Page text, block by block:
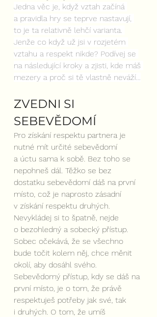
Jedna věc je, když vztah začíná
a pravidla hry se teprve nastavují,
to je ta relativně lehčí varianta.
Jenže co když už jsi v rozjetém
vztahu a respekt nikde? Podívej se
na následující kroky a zjisti, kde máš
mezery a proč si tě vlastně neváží…
ZVEDNI SI
SEBEVĚDOMÍ
Pro získání respektu partnera je
nutné mít určité sebevědomí
a úctu sama k sobě. Bez toho se
nepohneš dál. Těžko se bez
dostatku sebevědomí dáš na první
místo, což je naprosto zásadní
v získání respektu druhých.
Nevykládej si to špatně, nejde
o bezohledný a sobecký přístup.
Sobec očekává, že se všechno
bude točit kolem něj, chce měnit
okolí, aby dosáhl svého.
Sebevědomý přístup, kdy se dáš na
první místo, je o tom, že právě
respektuješ potřeby jak své, tak
i druhých. O tom, že umíš